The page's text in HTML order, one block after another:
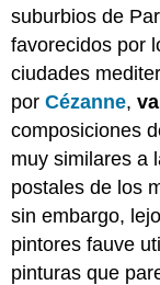
suburbios de
favorecidos por
ciudades
porCézanne,
composiciones
muy similares a
postales de los
sin embargo,
pintores fauve
pinturas que